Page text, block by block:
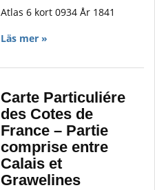
Atlas 6 kort 0934 År 1841
Läs mer »
Carte Particuliére
des Cotes de
France – Partie
comprise entre
Calais et
Grawelines